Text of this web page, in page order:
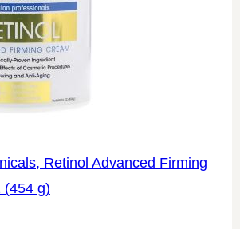
Retinol Advanced Firming
(454 g)